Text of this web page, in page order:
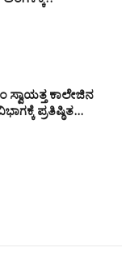
ಕಾಲೇಜಿನ
ಪ್ರತಿಷ್ಠಿತ…